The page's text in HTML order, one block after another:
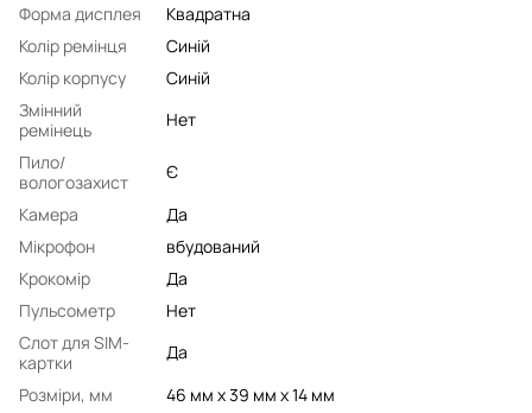
Форма дисплея
Квадратна
Колір ремінця
Синій
Колір корпусу
Синій
Змінний
ремінець
Нет
Пило/
вологозахист
Є
Камера
Да
Мікрофон
вбудований
Крокомір
Да
Пульсометр
Нет
Слот для SIM-
картки
Да
Розміри, мм
46 мм х 39 мм х 14 мм